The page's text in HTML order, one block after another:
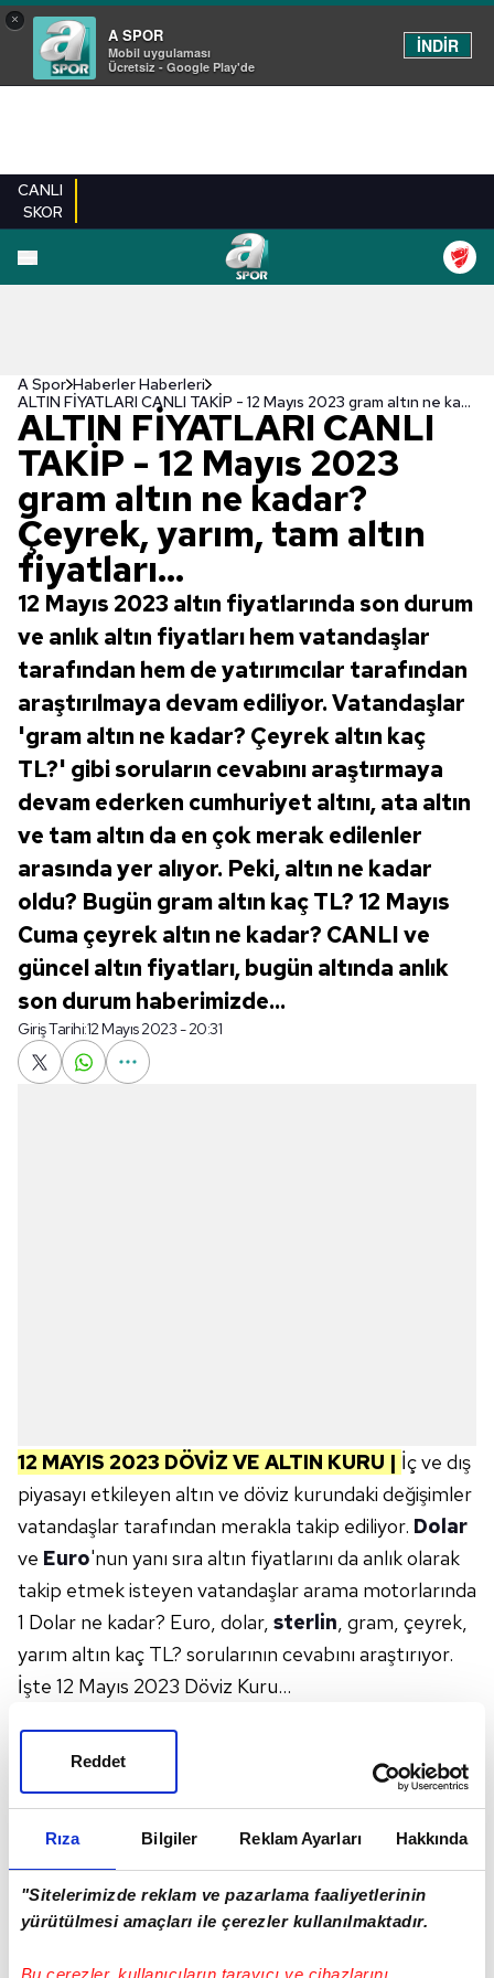
Rıza Bilgiler Reklam Ayarları Hakkında
"Sitelerimizde reklam ve pazarlama faaliyetlerinin
yürütülmesi amaçları ile çerezler kullanılmaktadır.
Reddet
×
A SPOR
Mobil uygulaması
Ücretsiz - Google Play'de
İNDİR
CANLI
SKOR
A Spor Haberler Haberleri
ALTIN FİYATLARI CANLI TAKİP - 12 Mayıs 2023 gram altın ne kadar? Çeyrek, yarım, tam altın fiyatları...
ALTIN FİYATLARI CANLI
TAKİP - 12 Mayıs 2023
gram altın ne kadar?
Çeyrek, yarım, tam altın
fiyatları...
12 Mayıs 2023 altın fiyatlarında son durum
ve anlık altın fiyatları hem vatandaşlar
tarafından hem de yatırımcılar tarafından
araştırılmaya devam ediliyor. Vatandaşlar
'gram altın ne kadar? Çeyrek altın kaç
TL?' gibi soruların cevabını araştırmaya
devam ederken cumhuriyet altını, ata altın
ve tam altın da en çok merak edilenler
arasında yer alıyor. Peki, altın ne kadar
oldu? Bugün gram altın kaç TL? 12 Mayıs
Cuma çeyrek altın ne kadar? CANLI ve
güncel altın fiyatları, bugün altında anlık
son durum haberimizde...
Giriş Tarihi:12 Mayıs 2023 - 20:31
12 MAYIS 2023 DÖVİZ VE ALTIN KURU | İç ve dış
piyasayı etkileyen altın ve döviz kurundaki değişimler
vatandaşlar tarafından merakla takip ediliyor. Dolar
ve Euro'nun yanı sıra altın fiyatlarını da anlık olarak
takip etmek isteyen vatandaşlar arama motorlarında
1 Dolar ne kadar? Euro, dolar, sterlin, gram, çeyrek,
yarım altın kaç TL? sorularının cevabını araştırıyor.
İşte 12 Mayıs 2023 Döviz Kuru...
(Gram altın, çeyrek altın ne kadar?)
canlı altın fiyatları...
📌GRAM ALTIN NE KADAR?
Gram altın alış: 1.266,39
Gram altın satış: 1.266,63
📌ÇEYREK ALTIN NE KADAR?